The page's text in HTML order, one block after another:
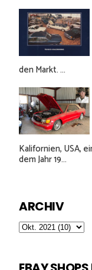
den Markt. ...
Kalifornien, USA,
dem Jahr 19...
ARCHIV